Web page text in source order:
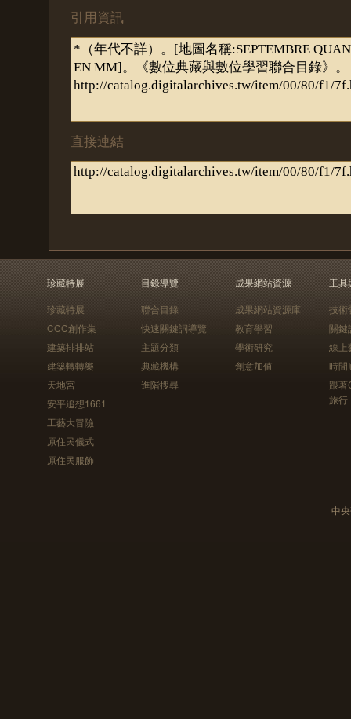
引用資訊
直接連結
珍藏特展
珍藏特展
CCC創作集
建築排排站
建築轉轉樂
天地宮
安平追想1661
工藝大冒險
原住民儀式
原住民服飾
目錄導覽
聯合目錄
快速關鍵詞導覽
主題分類
典藏機構
進階搜尋
成果網站資源
成果網站資源庫
教育學習
學術研究
創意加值
工具
技術
關鍵
線上
時間
跟
旅行
中